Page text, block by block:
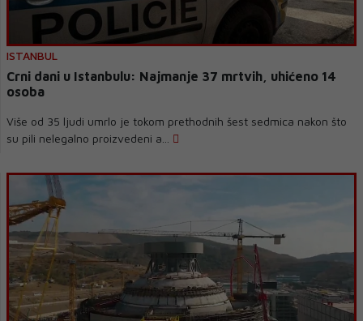
ISTANBUL
Crni dani u Istanbulu: Najmanje 37 mrtvih, uhićeno 14
osoba
Više od 35 ljudi umrlo je tokom prethodnih šest sedmica nakon što
su pili nelegalno proizvedeni a...